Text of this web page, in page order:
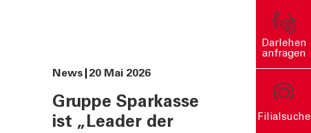
Darlehen
anfragen
Filialsuche
News 20 Mai 2026
Gruppe Sparkasse
ist „Leader der